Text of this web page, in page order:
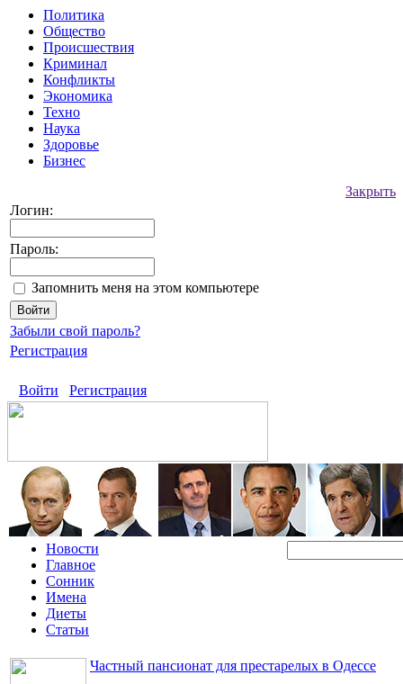
Политика
Общество
Происшествия
Криминал
Конфликты
Экономика
Техно
Наука
Здоровье
Бизнес
Закрыть
Логин:
Пароль:
Запомнить меня на этом компьютере
Забыли свой пароль?
Регистрация
Войти Регистрация
Новости
Главное
Сонник
Имена
Диеты
Статьи
Частный пансионат для престарелых в Одессе